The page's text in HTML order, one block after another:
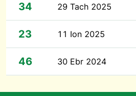
34 29 Tach 2025
23 11 Ion 2025
46 30 Ebr 2024